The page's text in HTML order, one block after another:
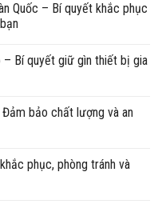
Quốc – Bí quyết khắc phục
Bí quyết giữ gìn thiết bị gia
bảo chất lượng và an
phục, phòng tránh và